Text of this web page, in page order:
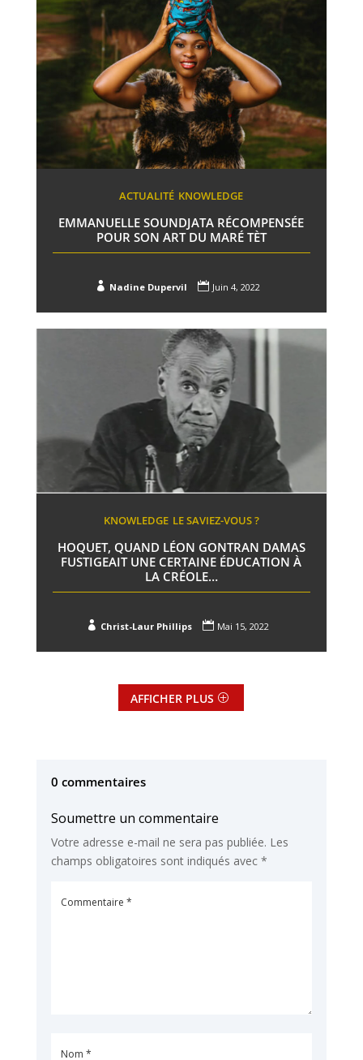
ACTUALITÉ KNOWLEDGE
EMMANUELLE SOUNDJATA RÉCOMPENSÉE
POUR SON ART DU MARÉ TÈT
 Nadine Dupervil  Juin 4, 2022
KNOWLEDGE LE SAVIEZ-VOUS ?
HOQUET, QUAND LÉON GONTRAN DAMAS
FUSTIGEAIT UNE CERTAINE ÉDUCATION À
LA CRÉOLE…
 Christ-Laur Phillips  Mai 15, 2022
AFFICHER PLUS
0 commentaires
Soumettre un commentaire
Votre adresse e-mail ne sera pas publiée. Les
champs obligatoires sont indiqués avec *